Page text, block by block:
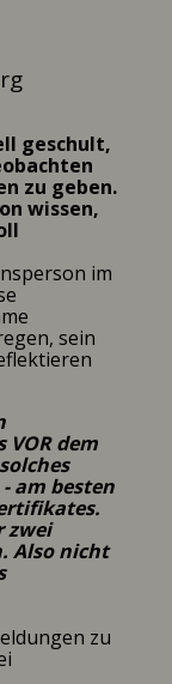
geschult,
zu geben.
wissen,
im
sein
dem
am besten
zwei
Also nicht
zu